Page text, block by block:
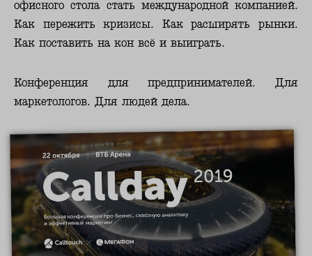
офисного стола стать международной компанией.
Как пережить кризисы. Как расширять рынки.
Как поставить на кон всё и выиграть.
Конференция для предпринимателей. Для
маркетологов. Для людей дела.